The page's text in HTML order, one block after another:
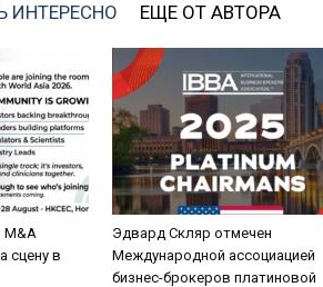
ИНТЕРЕСНО ЕЩЕ ОТ АВТОРА
M&A
сцену в
Эдвард Скляр отмечен
Международной ассоциацией
бизнес-брокеров платиновой